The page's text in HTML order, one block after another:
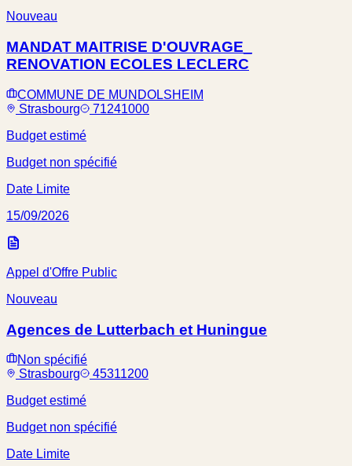
Nouveau
MANDAT MAITRISE D'OUVRAGE_
RENOVATION ECOLES LECLERC
COMMUNE DE MUNDOLSHEIM
Strasbourg
71241000
Budget estimé
Budget non spécifié
Date Limite
15/09/2026
Appel d'Offre Public
Nouveau
Agences de Lutterbach et Huningue
Non spécifié
Strasbourg
45311200
Budget estimé
Budget non spécifié
Date Limite